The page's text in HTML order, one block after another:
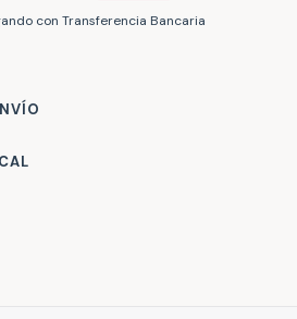
con Transferencia Bancaria